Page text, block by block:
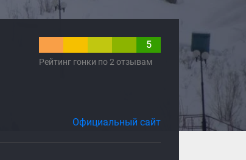
5
Рейтинг гонки по 2 отзывам
Официальный сайт